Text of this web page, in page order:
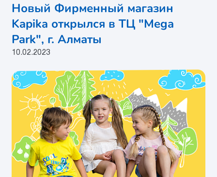
Новый Фирменный магазин
Kapika открылся в ТЦ "Mega
Park", г. Алматы
10.02.2023